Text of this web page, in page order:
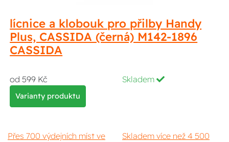
lícnice a klobouk pro přilby Handy
Plus, CASSIDA (černá) M142-1896
CASSIDA
od 599 Kč Skladem
Varianty produktu
Přes 700 výdejních míst ve
Skladem více než 4 500